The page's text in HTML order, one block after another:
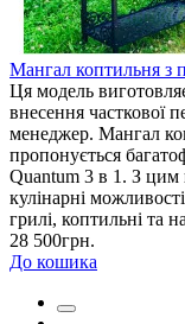
Мангал коптильня з
Ця модель
внесення часткової
менеджер. Мангал
пропонується
Quantum 3 в 1. З цим
кулінарні
грилі, коптильні та
28 500грн.
До кошика